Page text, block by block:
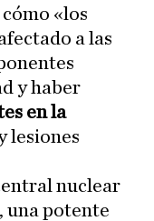
«los
a las
y haber
en la
lesiones
nuclear
una potente